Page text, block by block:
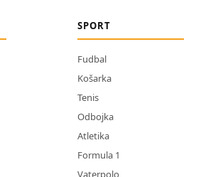
SPORT
Fudbal
Košarka
Tenis
Odbojka
Atletika
Formula 1